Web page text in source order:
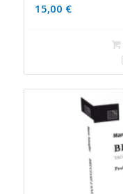
15,00 €